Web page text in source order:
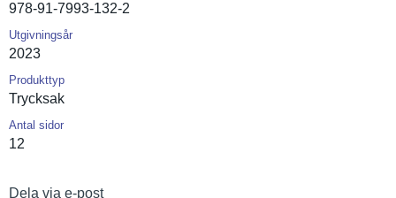
978-91-7993-132-2
Utgivningsår
2023
Produkttyp
Trycksak
Antal sidor
12
Dela via e-post